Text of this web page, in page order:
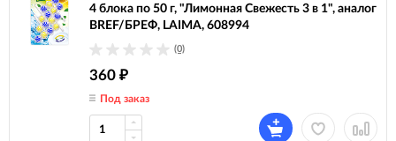
4 блока по 50 г, "Лимонная Свежесть 3 в 1", аналог
BREF/БРЕФ, LAIMA, 608994
(0)
360 ₽
Под заказ